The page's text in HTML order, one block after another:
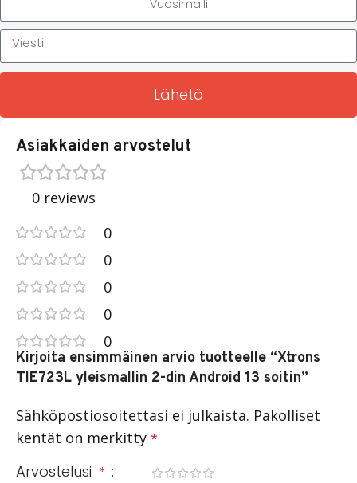
Lähetä
Asiakkaiden arvostelut
0 reviews
0
0
0
0
0
Kirjoita ensimmäinen arvio tuotteelle “Xtrons
TIE723L yleismallin 2-din Android 13 soitin”
Sähköpostiosoitettasi ei julkaista. Pakolliset
kentät on merkitty *
Arvostelusi *